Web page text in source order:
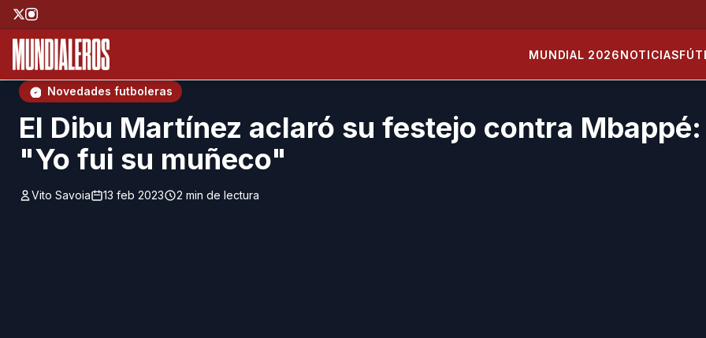
Saltar al contenido principal
MUNDIAL 2026NOTICIAS
Novedades futboleras
El Dibu Martínez aclaró su festejo contra Mbappé:
"Yo fui su muñeco"
Vito Savoia 13 feb 2023 2 min de lectura